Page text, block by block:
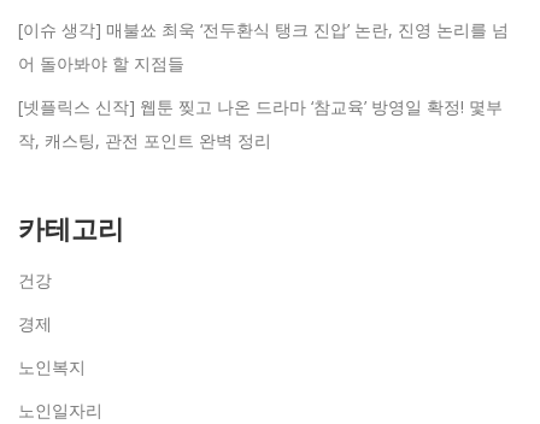
[이슈 생각] 매불쑈 최욱 ‘전두환식 탱크 진압’ 논란, 진영 논리를 넘
어 돌아봐야 할 지점들
[넷플릭스 신작] 웹툰 찢고 나온 드라마 ‘참교육’ 방영일 확정! 몇부
작, 캐스팅, 관전 포인트 완벽 정리
카테고리
건강
경제
노인복지
노인일자리